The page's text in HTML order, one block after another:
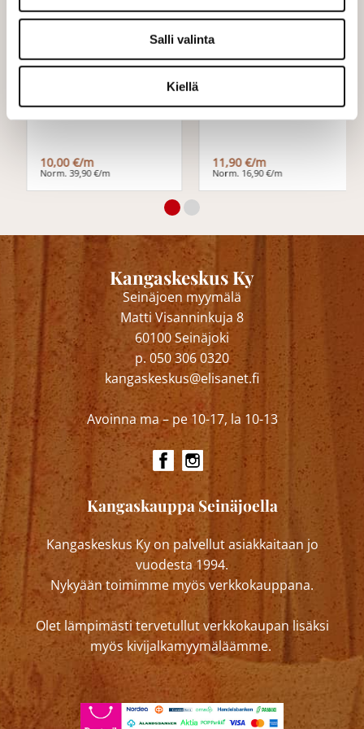
Salli valinta
Kiellä
Pisara 280cm
10,00 €/m
Norm. 39,90 €/m
Raita Punainen
11,90 €/m
Norm. 16,90 €/m
Kangaskeskus Ky
Seinäjoen myymälä
Matti Visanninkuja 8
60100 Seinäjoki
p. 050 306 0320
kangaskeskus@elisanet.fi
Avoinna ma – pe 10-17, la 10-13
Kangaskauppa Seinäjoella
Kangaskeskus Ky on palvellut asiakkaitaan jo
vuodesta 1994.
Nykyään toimimme myös verkkokauppana.
Olet lämpimästi tervetullut verkkokaupan lisäksi
myös kivijalkamyymäläämme.